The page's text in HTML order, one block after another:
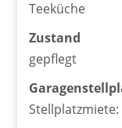
Teeküche
Zustand
gepflegt
Stellplatzmiete: